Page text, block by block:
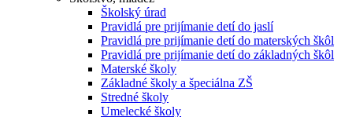
Školský úrad
Pravidlá pre prijímanie detí do jaslí
Pravidlá pre prijímanie detí do materských škôl
Pravidlá pre prijímanie detí do základných škôl
Materské školy
Základné školy a špeciálna ZŠ
Stredné školy
Umelecké školy